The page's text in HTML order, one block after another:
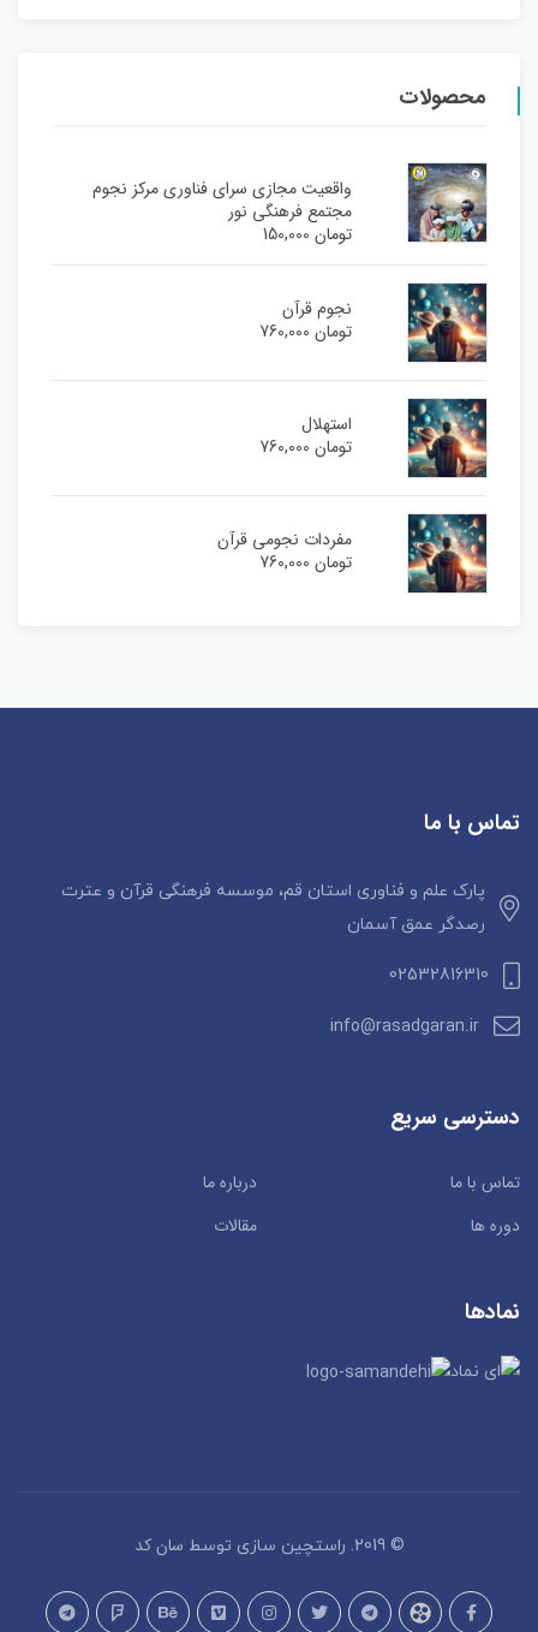
محصولات
واقعیت مجازی سرای فناوری مرکز نجوم
مجتمع فرهنگی نور
تومان150,000
نجوم قرآن
تومان760,000
استهلال
تومان760,000
مفردات نجومی قرآن
تومان760,000
تماس با ما
پارک علم و فناوری استان قم، موسسه فرهنگی قرآن و عترت
رصدگر عمق آسمان
02532816310
info@rasadgaran.ir
دسترسی سریع
تماس با ما
درباره ما
دوره ها
مقالات
نمادها
© 2019. راستچین سازی توسط سان کد